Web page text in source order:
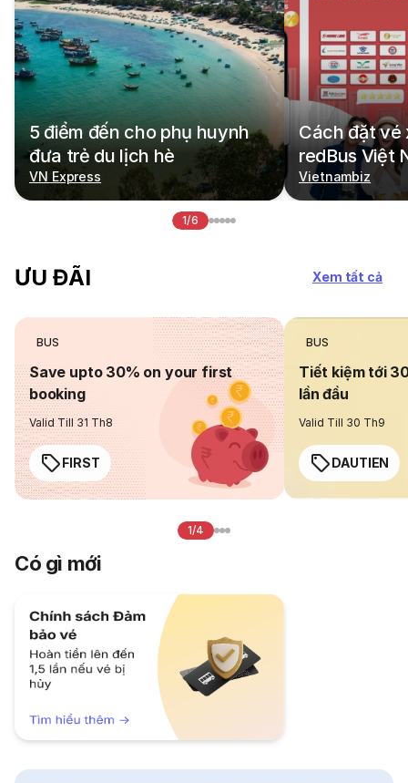
5 điểm đến cho phụ huynh
đưa trẻ du lịch hè
VN Express
Cách đặt vé
redBus Việt
Vietnambiz
1/6
ƯU ĐÃI Xem tất cả
BUS
Save upto 30% on your first
booking
Valid Till 31 Th8
FIRST
BUS
Tiết kiệm tới
lần đầu
Valid Till 30 Th9
DAUTIEN
1/4
Có gì mới